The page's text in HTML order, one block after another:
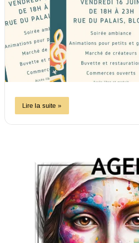
Lire la suite »